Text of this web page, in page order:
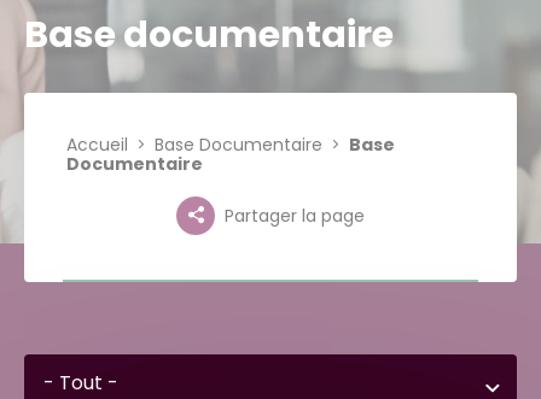
Base documentaire
Accueil Base Documentaire
Base
Documentaire
Partager la page
- Tout -